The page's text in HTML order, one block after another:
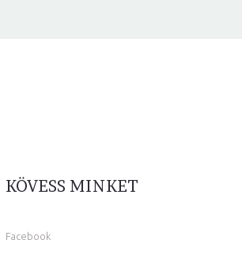
KÖVESS MINKET
Facebook